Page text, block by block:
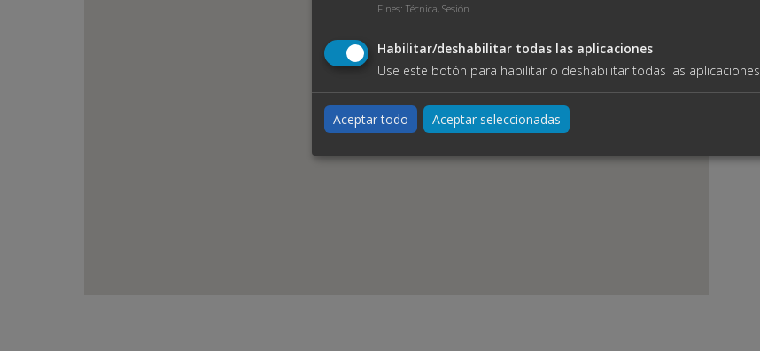
Fines: Técnica, Sesión
Habilitar/deshabilitar todas las aplicaciones
Use este botón para habilitar o deshabilitar todas las aplicaciones.
Aceptar todo Aceptar seleccionadas